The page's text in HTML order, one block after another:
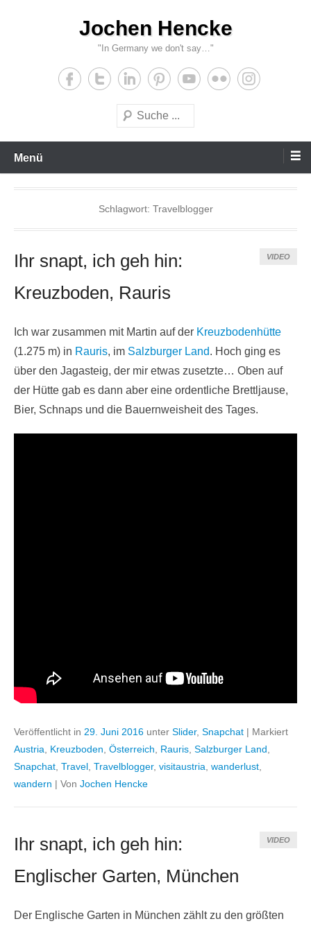
Jochen Hencke
"In Germany we don't say…"
Suche
Menü
Schlagwort: Travelblogger
Ihr snapt, ich geh hin:
Kreuzboden, Rauris
VIDEO
Ich war zusammen mit Martin auf der Kreuzbodenhütte
(1.275 m) in Rauris, im Salzburger Land. Hoch ging es
über den Jagasteig, der mir etwas zusetzte… Oben auf
der Hütte gab es dann aber eine ordentliche Brettljause,
Bier, Schnaps und die Bauernweisheit des Tages.
Veröffentlicht in 29. Juni 2016 unter Slider, Snapchat | Markiert
Austria
Kreuzboden Österreich Rauris Salzburger Land
Snapchat Travel Travelblogger, visitaustria wanderlust
wandern | Von Jochen Hencke
Ihr snapt, ich geh hin:
Englischer Garten, München
VIDEO
Der Englische Garten in München zählt zu den größten